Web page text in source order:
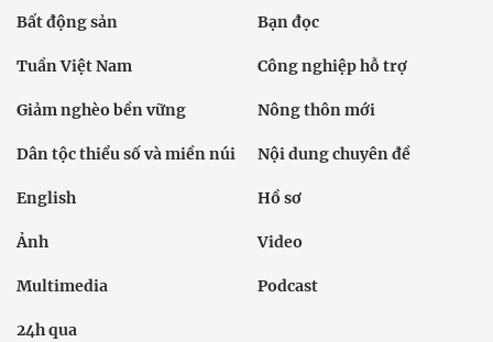
Bất động sản Bạn đọc
Tuần Việt Nam Công nghiệp hỗ trợ
Giảm nghèo bền vững Nông thôn mới
Dân tộc thiểu số và miền núi Nội dung chuyên đề
English Hồ sơ
Ảnh Video
Multimedia Podcast
24h qua